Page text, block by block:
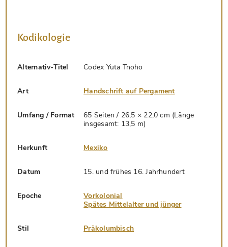
Kodikologie
Alternativ-Titel Codex Yuta Tnoho
Art Handschrift auf Pergament
Umfang / Format
65 Seiten / 26,5 × 22,0 cm (Länge
insgesamt: 13,5 m)
Herkunft Mexiko
Datum 15. und frühes 16. Jahrhundert
Epoche
Vorkolonial
Spätes Mittelalter und jünger
Stil Präkolumbisch